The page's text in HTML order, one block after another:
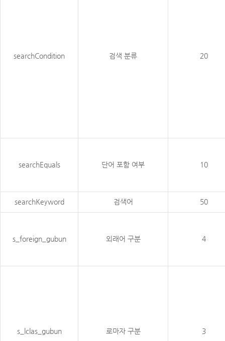
searchCondition 검색 분류 20
searchEquals 단어 포함 여부 10
searchKeyword 검색어 50
s_foreign_gubun 외래어 구분 4
s_lclas_gubun 로마자 구분 3